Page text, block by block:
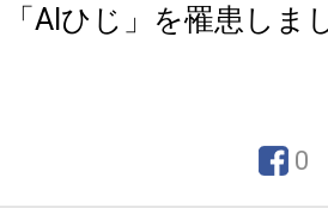
「AIひじ」を罹患しま
0